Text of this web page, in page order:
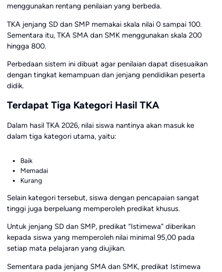
menggunakan rentang penilaian yang berbeda.
TKA jenjang SD dan SMP memakai skala nilai 0 sampai 100.
Sementara itu, TKA SMA dan SMK menggunakan skala 200
hingga 800.
Perbedaan sistem ini dibuat agar penilaian dapat disesuaikan
dengan tingkat kemampuan dan jenjang pendidikan peserta
didik.
Terdapat Tiga Kategori Hasil TKA
Dalam hasil TKA 2026, nilai siswa nantinya akan masuk ke
dalam tiga kategori utama, yaitu:
Baik
Memadai
Kurang
Selain kategori tersebut, siswa dengan pencapaian sangat
tinggi juga berpeluang memperoleh predikat khusus.
Untuk jenjang SD dan SMP, predikat “Istimewa” diberikan
kepada siswa yang memperoleh nilai minimal 95,00 pada
setiap mata pelajaran yang diujikan.
Sementara pada jenjang SMA dan SMK, predikat Istimewa